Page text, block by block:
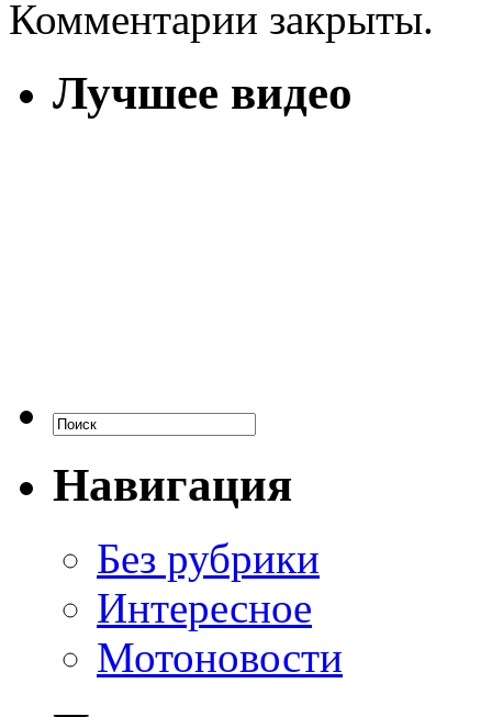
Комментарии закрыты.
Лучшее видео
Навигация
Без рубрики
Интересное
Мотоновости